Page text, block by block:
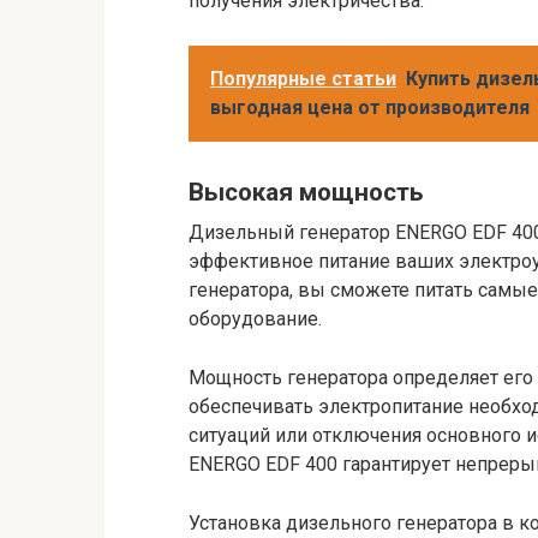
Популярные статьи Купить
выгодная цена от производителя
Высокая мощность
Дизельный генератор ENERGO EDF
эффективное питание ваших
генератора, вы сможете питать
оборудование.
Мощность генератора определяет
обеспечивать электропитание
ситуаций или отключения основного
ENERGO EDF 400 гарантирует
Установка дизельного генератора в